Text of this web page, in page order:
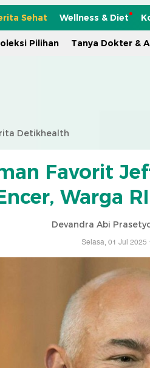
Sehat Wellness & Diet
Pilihan Tanya Dokter &
Detikhealth
Favorit
Warga
Devandra Abi
Selasa, 01 Jul 2025